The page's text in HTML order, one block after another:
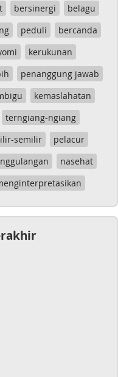
bersinergi
belagu
peduli
bercanda
kerukunan
penanggung jawab
kemaslahatan
terngiang-ngiang
semilir
pelacur
nasehat